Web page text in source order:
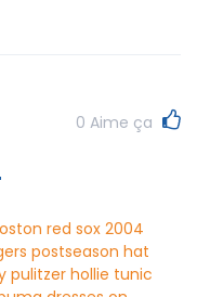
0 Aime ça
red sox 2004
postseason hat
pulitzer hollie tunic